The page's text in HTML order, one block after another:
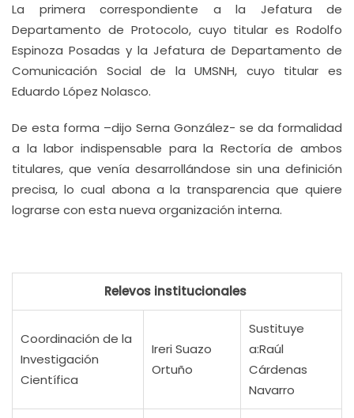
La primera correspondiente a la Jefatura de
Departamento de Protocolo, cuyo titular es Rodolfo
Espinoza Posadas y la Jefatura de Departamento de
Comunicación Social de la UMSNH, cuyo titular es
Eduardo López Nolasco.
De esta forma –dijo Serna González- se da formalidad
a la labor indispensable para la Rectoría de ambos
titulares, que venía desarrollándose sin una definición
precisa, lo cual abona a la transparencia que quiere
lograrse con esta nueva organización interna.
Relevos institucionales
Coordinación de la
Investigación
Científica
Ireri Suazo
Ortuño
Sustituye
a:Raúl
Cárdenas
Navarro